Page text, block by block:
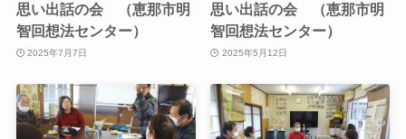
思い出話の会 （恵那市明
智回想法センター）
2025年7月7日
思い出話の会 （恵那市明
智回想法センター）
2025年5月12日